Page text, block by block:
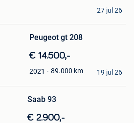
27 jul 26
Peugeot gt 208
€ 14.500,-
2021 89.000 km 19 jul 26
Saab 93
€ 2.900,-